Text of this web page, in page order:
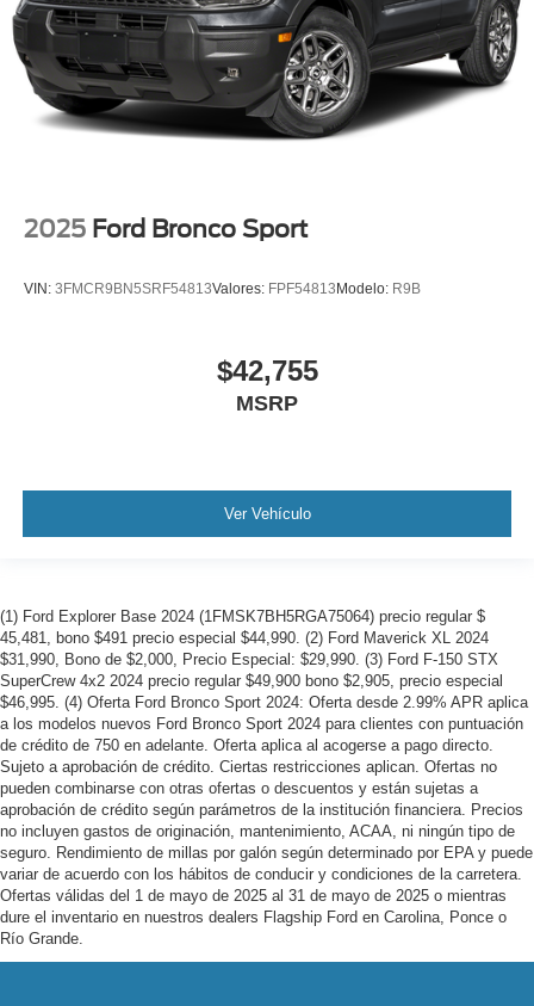
2025 Ford Bronco Sport
VIN: 3FMCR9BN5SRF54813Valores: FPF54813Modelo: R9B
$42,755
MSRP
Ver Vehículo
(1) Ford Explorer Base 2024 (1FMSK7BH5RGA75064) precio regular $
45,481, bono $491 precio especial $44,990. (2) Ford Maverick XL 2024
$31,990, Bono de $2,000, Precio Especial: $29,990. (3) Ford F-150 STX
SuperCrew 4x2 2024 precio regular $49,900 bono $2,905, precio especial
$46,995. (4) Oferta Ford Bronco Sport 2024: Oferta desde 2.99% APR aplica
a los modelos nuevos Ford Bronco Sport 2024 para clientes con puntuación
de crédito de 750 en adelante. Oferta aplica al acogerse a pago directo.
Sujeto a aprobación de crédito. Ciertas restricciones aplican. Ofertas no
pueden combinarse con otras ofertas o descuentos y están sujetas a
aprobación de crédito según parámetros de la institución financiera. Precios
no incluyen gastos de originación, mantenimiento, ACAA, ni ningún tipo de
seguro. Rendimiento de millas por galón según determinado por EPA y puede
variar de acuerdo con los hábitos de conducir y condiciones de la carretera.
Ofertas válidas del 1 de mayo de 2025 al 31 de mayo de 2025 o mientras
dure el inventario en nuestros dealers Flagship Ford en Carolina, Ponce o
Río Grande.